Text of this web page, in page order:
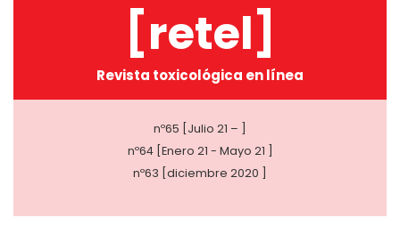
[retel]
Revista toxicológica en línea
nº65 [Julio 21 – ]
nº64 [Enero 21 - Mayo 21 ]
nº63 [diciembre 2020 ]